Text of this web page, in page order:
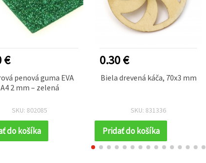
€
penová guma EVA
A4 2 mm – zelená
SKU: 802085
do košíka
0.30 €
Biela drevená káča, 70x3 mm
SKU: 831336
Pridať do košíka